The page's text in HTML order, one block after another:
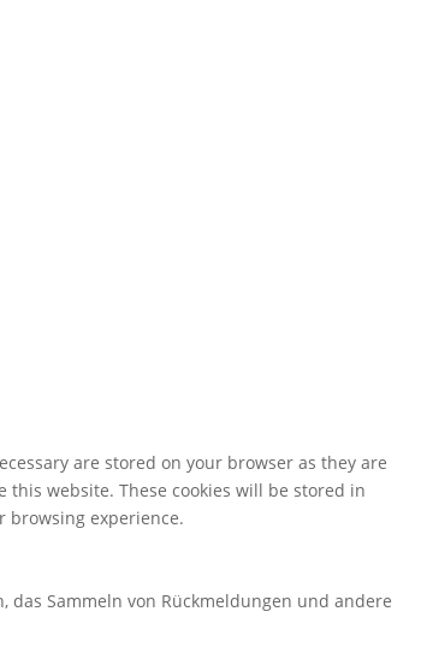
are stored on your browser as they are
website. These cookies will be stored in
browsing experience.
das Sammeln von Rückmeldungen und andere